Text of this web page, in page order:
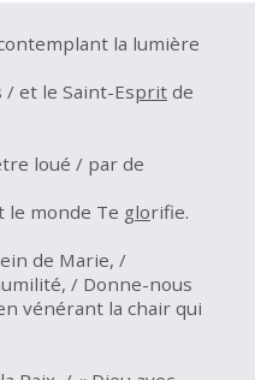
la lumière
/ et le Saint-Esprit de
loué / par de
le monde Te glorifie.
de Marie, /
/ Donne-nous
vénérant la chair qui